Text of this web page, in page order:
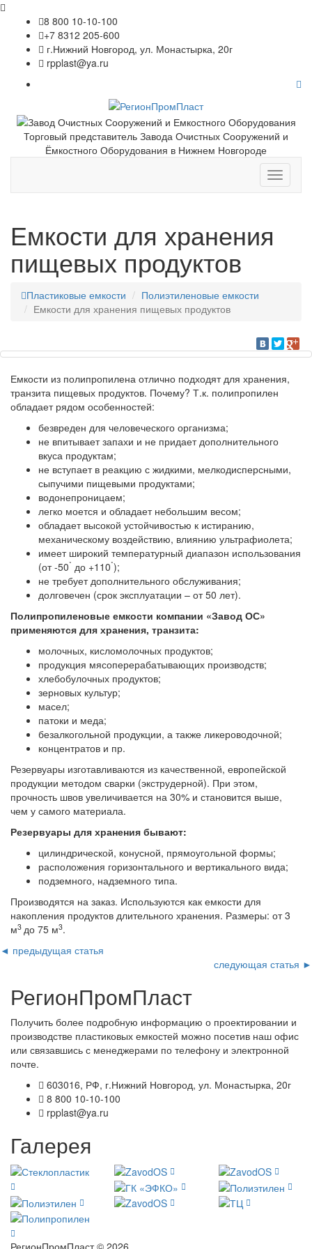
8 800 10-10-100
+7 8312 205-600
г.Нижний Новгород, ул. Монастырка, 20г
rpplast@ya.ru
Торговый представитель Завода Очистных Сооружений и
Ёмкостного Оборудования в Нижнем Новгороде
Toggle
Емкости для хранения
пищевых продуктов
Пластиковые емкости
Полиэтиленовые емкости
Емкости для хранения пищевых продуктов
Емкости из полипропилена отлично подходят для хранения,
транзита пищевых продуктов. Почему? Т.к. полипропилен
обладает рядом особенностей:
безвреден для человеческого организма;
не впитывает запахи и не придает дополнительного
вкуса продуктам;
не вступает в реакцию с жидкими, мелкодисперсными,
сыпучими пищевыми продуктами;
водонепроницаем;
легко моется и обладает небольшим весом;
обладает высокой устойчивостью к истиранию,
механическому воздействию, влиянию ультрафиолета;
имеет широкий температурный диапазон использования
(от -50˚ до +110˚);
не требует дополнительного обслуживания;
долговечен (срок эксплуатации – от 50 лет).
Полипропиленовые емкости компании «Завод ОС»
применяются для хранения, транзита:
молочных, кисломолочных продуктов;
продукция мясоперерабатывающих производств;
хлебобулочных продуктов;
зерновых культур;
масел;
патоки и меда;
безалкогольной продукции, а также ликероводочной;
концентратов и пр.
Резервуары изготавливаются из качественной, европейской
продукции методом сварки (экструдерной). При этом,
прочность швов увеличивается на 30% и становится выше,
чем у самого материала.
Резервуары для хранения бывают:
цилиндрической, конусной, прямоугольной формы;
расположения горизонтального и вертикального вида;
подземного, надземного типа.
Производятся на заказ. Используются как емкости для
накопления продуктов длительного хранения. Размеры: от 3
м3 до 75 м3.
◄ предыдущая статья
следующая статья ►
РегионПромПласт
Получить более подробную информацию о проектировании и
производстве пластиковых емкостей можно посетив наш офис
или связавшись с менеджерами по телефону и электронной
почте.
603016, РФ, г.Нижний Новгород, ул. Монастырка, 20г
8 800 10-10-100
rpplast@ya.ru
Галерея